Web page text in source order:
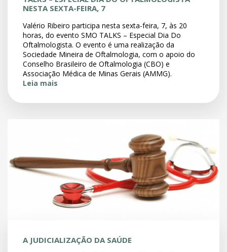
NESTA SEXTA-FEIRA, 7
Valério Ribeiro participa nesta sexta-feira, 7, às 20
horas, do evento SMO TALKS – Especial Dia Do
Oftalmologista. O evento é uma realização da
Sociedade Mineira de Oftalmologia, com o apoio do
Conselho Brasileiro de Oftalmologia (CBO) e
Associação Médica de Minas Gerais (AMMG).
Leia mais
A JUDICIALIZAÇÃO DA SAÚDE